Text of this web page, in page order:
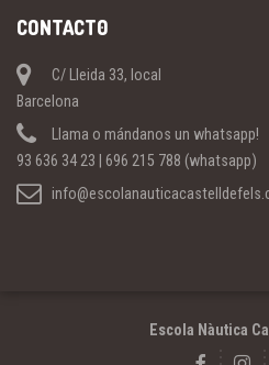
CONTACT0
C/ Lleida 33, local
Barcelona
Llama o mándanos un whatsapp!
93 636 34 23 | 696 215 788 (whatsapp)
Escola Nàutica